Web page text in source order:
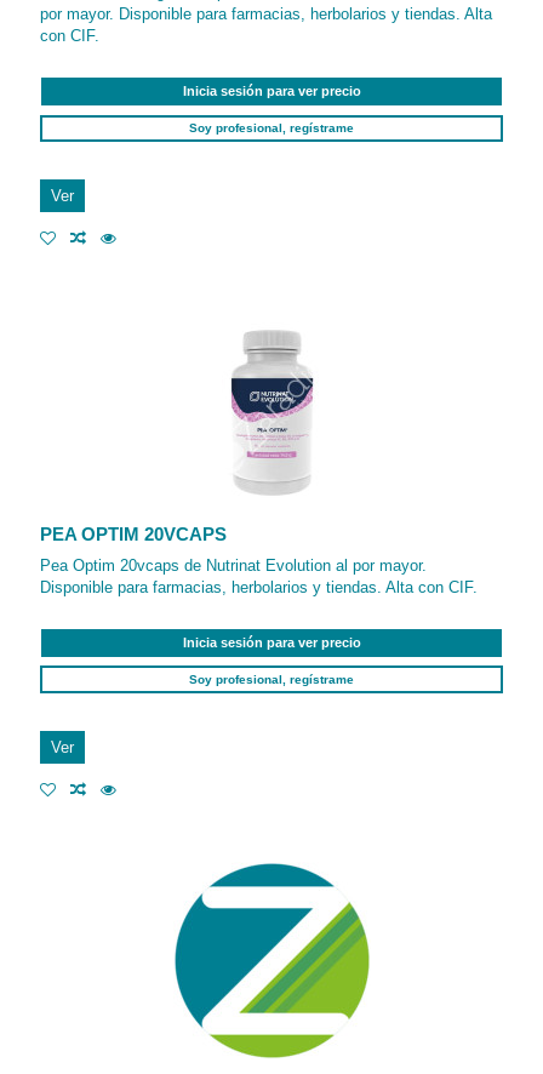
por mayor. Disponible para farmacias, herbolarios y tiendas. Alta
con CIF.
Inicia sesión para ver precio
Soy profesional, regístrame
Ver
PEA OPTIM 20VCAPS
Pea Optim 20vcaps de Nutrinat Evolution al por mayor.
Disponible para farmacias, herbolarios y tiendas. Alta con CIF.
Inicia sesión para ver precio
Soy profesional, regístrame
Ver